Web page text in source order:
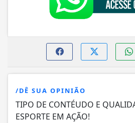
/DÊ SUA OPINIÃO
TIPO DE CONTÉUDO E
ESPORTE EM AÇÃO!